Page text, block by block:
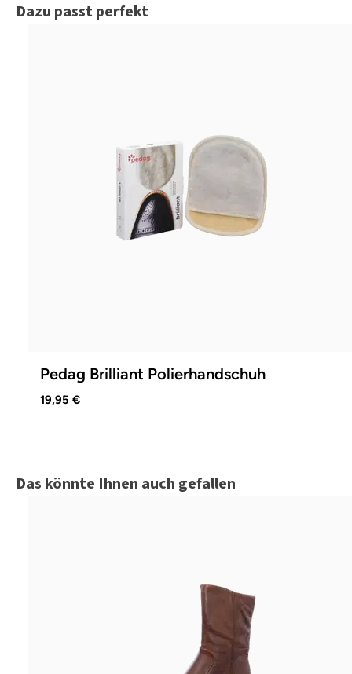
Produktgalerie überspringen
Dazu passt perfekt
Pedag Brilliant Polierhandschuh
19,95 €
Produktgalerie überspringen
Das könnte Ihnen auch gefallen